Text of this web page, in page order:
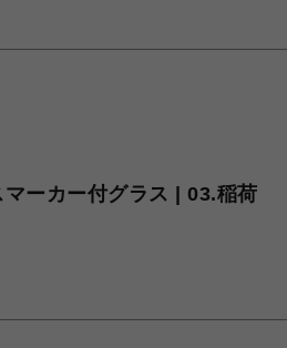
ーカー付グラス | 03.稲荷